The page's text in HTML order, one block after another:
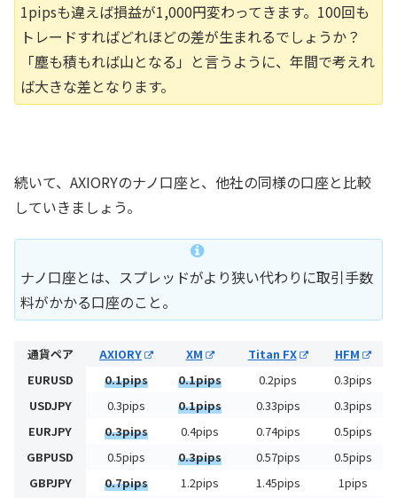
1pipsも違えば損益が1,000円変わってきます。100回も
トレードすればどれほどの差が生まれるでしょうか？
「塵も積もれば山となる」と言うように、年間で考えれ
ば大きな差となります。
続いて、AXIORYのナノ口座と、他社の同様の口座と比較
していきましょう。
ナノ口座とは、スプレッドがより狭い代わりに取引手数
料がかかる口座のこと。
通貨ペア AXIORY XM Titan FX
HFM
EURUSD
0.1pips 0.1pips 0.2pips
0.3pips
USDJPY
0.3pips 0.1pips 0.33pips
0.3pips
EURJPY
0.3pips 0.4pips 0.74pips
0.5pips
GBPUSD
0.5pips 0.3pips 0.57pips
0.5pips
GBPJPY
0.7pips 1.2pips 1.45pips
1pips